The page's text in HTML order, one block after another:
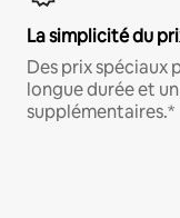
La simplicité du
Des prix spéciaux
longue durée et
supplémentaires.*